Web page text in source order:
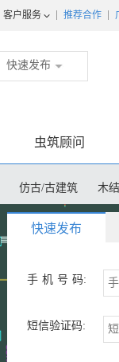
客户服务 推荐合作
快速发布
虫筑顾问
仿古/古建筑 木
快速发布
手机号 码:
短信验证码: